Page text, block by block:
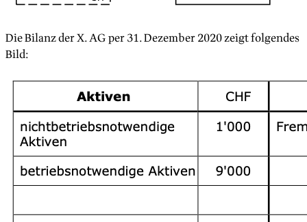
Die Bilanz der X. AG per 31. Dezember 2020 zeigt folgendes
Bild: